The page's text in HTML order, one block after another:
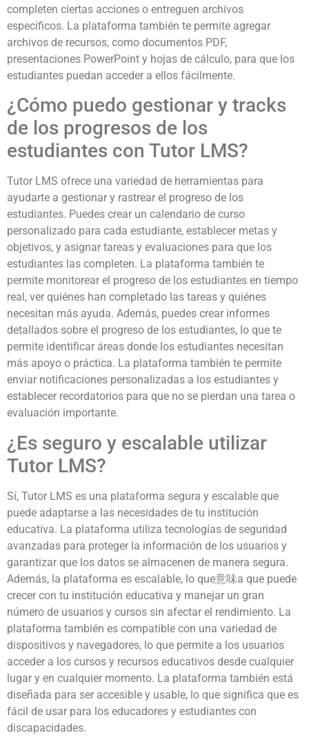
completen ciertas acciones o entreguen archivos
específicos. La plataforma también te permite agregar
archivos de recursos, como documentos PDF,
presentaciones PowerPoint y hojas de cálculo, para que los
estudiantes puedan acceder a ellos fácilmente.
¿Cómo puedo gestionar y tracks
de los progresos de los
estudiantes con Tutor LMS?
Tutor LMS ofrece una variedad de herramientas para
ayudarte a gestionar y rastrear el progreso de los
estudiantes. Puedes crear un calendario de curso
personalizado para cada estudiante, establecer metas y
objetivos, y asignar tareas y evaluaciones para que los
estudiantes las completen. La plataforma también te
permite monitorear el progreso de los estudiantes en tiempo
real, ver quiénes han completado las tareas y quiénes
necesitan más ayuda. Además, puedes crear informes
detallados sobre el progreso de los estudiantes, lo que te
permite identificar áreas donde los estudiantes necesitan
más apoyo o práctica. La plataforma también te permite
enviar notificaciones personalizadas a los estudiantes y
establecer recordatorios para que no se pierdan una tarea o
evaluación importante.
¿Es seguro y escalable utilizar
Tutor LMS?
Sí, Tutor LMS es una plataforma segura y escalable que
puede adaptarse a las necesidades de tu institución
educativa. La plataforma utiliza tecnologías de seguridad
avanzadas para proteger la información de los usuarios y
garantizar que los datos se almacenen de manera segura.
Además, la plataforma es escalable, lo que意味a que puede
crecer con tu institución educativa y manejar un gran
número de usuarios y cursos sin afectar el rendimiento. La
plataforma también es compatible con una variedad de
dispositivos y navegadores, lo que permite a los usuarios
acceder a los cursos y recursos educativos desde cualquier
lugar y en cualquier momento. La plataforma también está
diseñada para ser accesible y usable, lo que significa que es
fácil de usar para los educadores y estudiantes con
discapacidades.